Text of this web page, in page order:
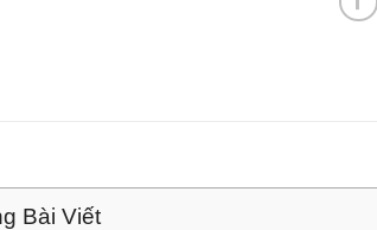
Bài Viết